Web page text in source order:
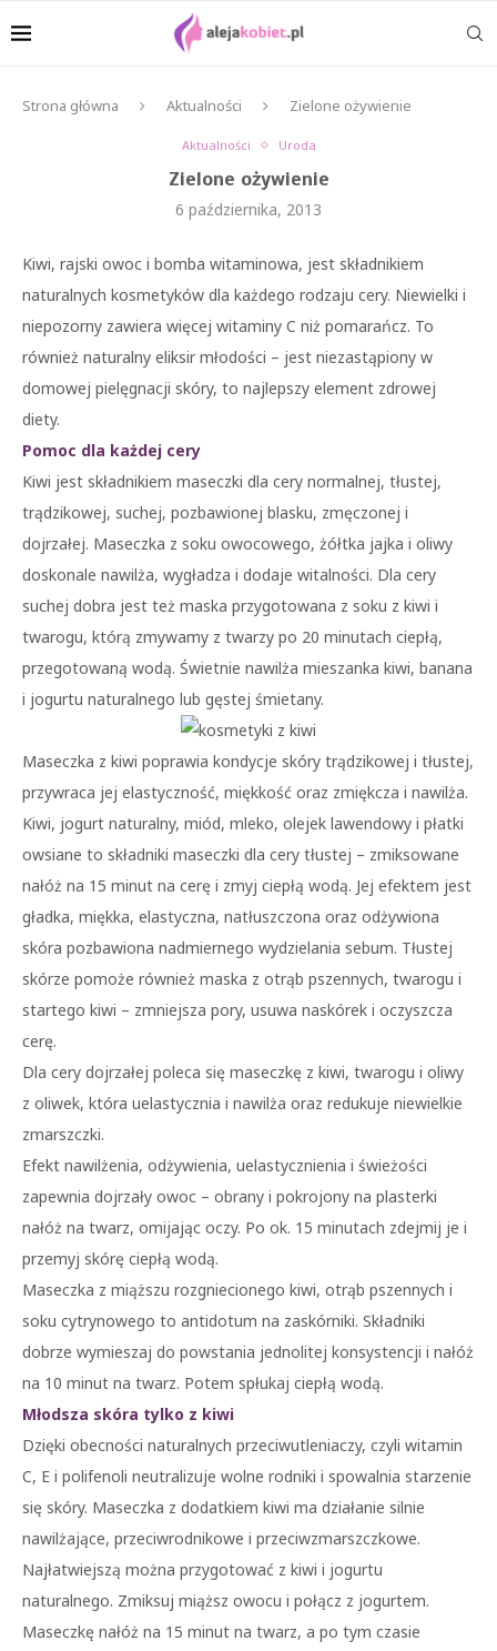
Strona główna Aktualności Zielone ożywienie
Aktualności Uroda
Zielone ożywienie
6 października, 2013
Kiwi, rajski owoc i bomba witaminowa, jest składnikiem
naturalnych kosmetyków dla każdego rodzaju cery. Niewielki i
niepozorny zawiera więcej witaminy C niż pomarańcz. To
również naturalny eliksir młodości – jest niezastąpiony w
domowej pielęgnacji skóry, to najlepszy element zdrowej
diety.
Pomoc dla każdej cery
Kiwi jest składnikiem maseczki dla cery normalnej, tłustej,
trądzikowej, suchej, pozbawionej blasku, zmęczonej i
dojrzałej. Maseczka z soku owocowego, żółtka jajka i oliwy
doskonale nawilża, wygładza i dodaje witalności. Dla cery
suchej dobra jest też maska przygotowana z soku z kiwi i
twarogu, którą zmywamy z twarzy po 20 minutach ciepłą,
przegotowaną wodą. Świetnie nawilża mieszanka kiwi, banana
i jogurtu naturalnego lub gęstej śmietany.
Maseczka z kiwi poprawia kondycje skóry trądzikowej i tłustej,
przywraca jej elastyczność, miękkość oraz zmiękcza i nawilża.
Kiwi, jogurt naturalny, miód, mleko, olejek lawendowy i płatki
owsiane to składniki maseczki dla cery tłustej – zmiksowane
nałóż na 15 minut na cerę i zmyj ciepłą wodą. Jej efektem jest
gładka, miękka, elastyczna, natłuszczona oraz odżywiona
skóra pozbawiona nadmiernego wydzielania sebum. Tłustej
skórze pomoże również maska z otrąb pszennych, twarogu i
startego kiwi – zmniejsza pory, usuwa naskórek i oczyszcza
cerę.
Dla cery dojrzałej poleca się maseczkę z kiwi, twarogu i oliwy
z oliwek, która uelastycznia i nawilża oraz redukuje niewielkie
zmarszczki.
Efekt nawilżenia, odżywienia, uelastycznienia i świeżości
zapewnia dojrzały owoc – obrany i pokrojony na plasterki
nałóż na twarz, omijając oczy. Po ok. 15 minutach zdejmij je i
przemyj skórę ciepłą wodą.
Maseczka z miąższu rozgniecionego kiwi, otrąb pszennych i
soku cytrynowego to antidotum na zaskórniki. Składniki
dobrze wymieszaj do powstania jednolitej konsystencji i nałóż
na 10 minut na twarz. Potem spłukaj ciepłą wodą.
Młodsza skóra tylko z kiwi
Dzięki obecności naturalnych przeciwutleniaczy, czyli witamin
C, E i polifenoli neutralizuje wolne rodniki i spowalnia starzenie
się skóry. Maseczka z dodatkiem kiwi ma działanie silnie
nawilżające, przeciwrodnikowe i przeciwzmarszczkowe.
Najłatwiejszą można przygotować z kiwi i jogurtu
naturalnego. Zmiksuj miąższ owocu i połącz z jogurtem.
Maseczkę nałóż na 15 minut na twarz, a po tym czasie